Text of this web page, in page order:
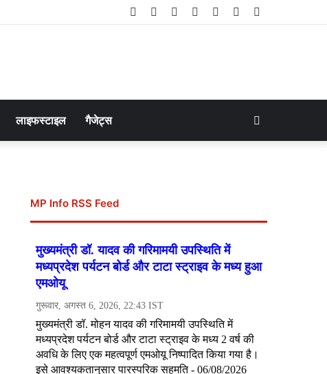
Telegram
Instagram
YouTube
LinkedIn
Twitter
Facebook
लाइफस्टाइल गैजेट्स
MP Info RSS Feed